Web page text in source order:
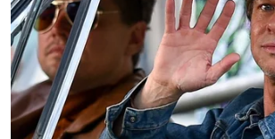
P
L
2
0
2
6